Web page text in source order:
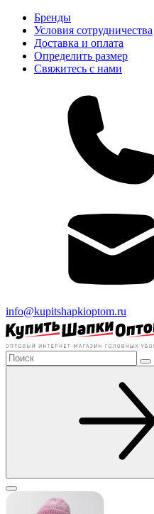
Бренды
Условия сотрудничества
Доставка и оплата
Определить размер
Свяжитесь с нами
info@kupitshapkioptom.ru